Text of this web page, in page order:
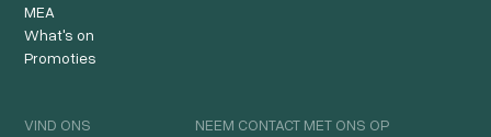
MEA
What's on
Promoties
VIND ONS
NEEM CONTACT MET ONS OP